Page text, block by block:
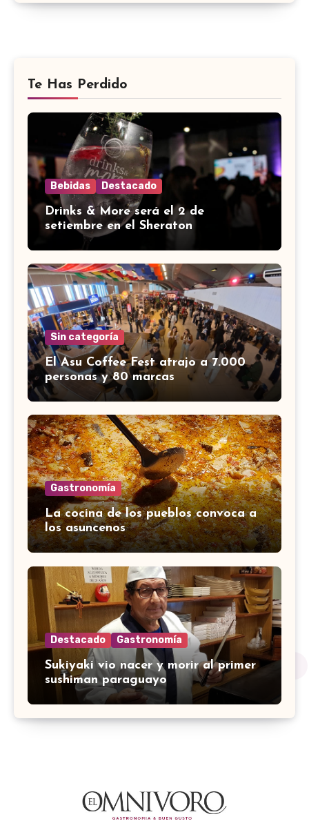
Te Has Perdido
Bebidas Destacado
Drinks & More será el 2 de
setiembre en el Sheraton
Sin categoría
El Asu Coffee Fest atrajo a 7.000
personas y 80 marcas
Gastronomía
La cocina de los pueblos convoca a
los asuncenos
Destacado Gastronomía
Sukiyaki vio nacer y morir al primer
sushiman paraguayo